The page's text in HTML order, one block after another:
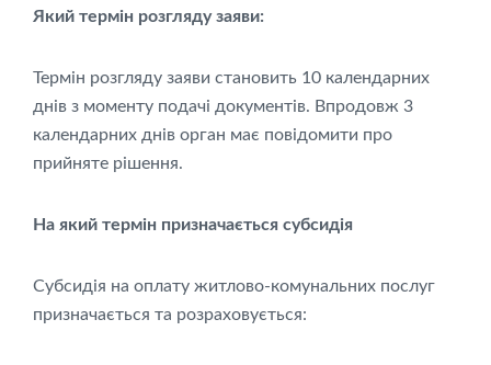
Який термін розгляду заяви:
Термін розгляду заяви становить 10 календарних
днів з моменту подачі документів. Впродовж 3
календарних днів орган має повідомити про
прийняте рішення.
На який термін призначається субсидія
Субсидія на оплату житлово-комунальних послуг
призначається та розраховується: